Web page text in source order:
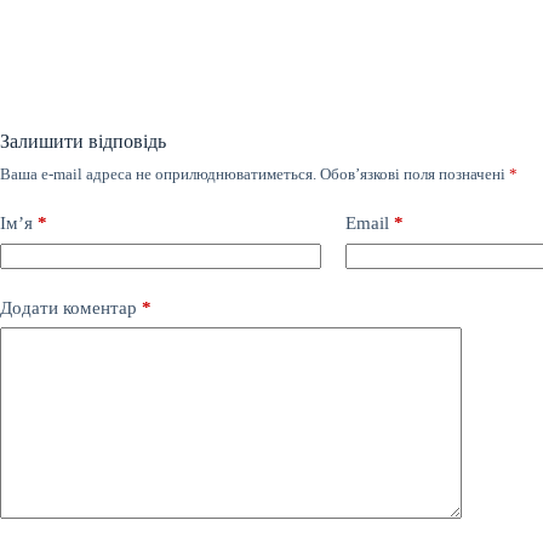
Залишити відповідь
Ваша e-mail адреса не оприлюднюватиметься. Обов’язкові поля позначені *
Ім’я * Email *
Додати коментар *